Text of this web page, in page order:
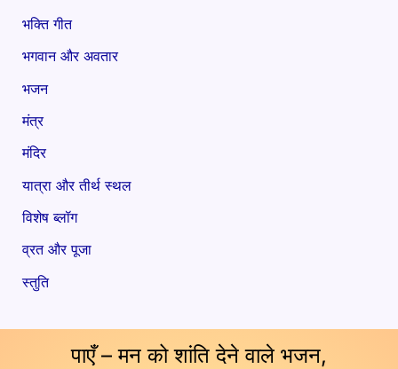
भक्ति गीत
भगवान और अवतार
भजन
मंत्र
मंदिर
यात्रा और तीर्थ स्थल
विशेष ब्लॉग
व्रत और पूजा
स्तुति
पाएँ – मन को शांति देने वाले भजन,